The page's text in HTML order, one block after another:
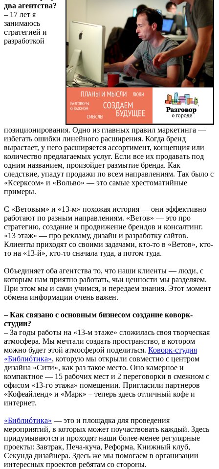
два агентства?
– 17 лет я
занимаюсь
стратегией и
разработкой
позиционирования. Одно из главных правил маркетинга —
избегать ошибки линейного расширения. Когда бренд
вырастает, у него расширяется ассортимент, концепция или
количество предлагаемых услуг. Если все их продавать под
одним названием, произойдет размытие бренда. Как
следствие, упадут продажи по всем направлениям. Так было с
«Ксерксом» и «Вольво» — это самые хрестоматийные
примеры.
С «Ветовым» и «13-м» похожая история — они эффективно
работают по разным направлениям. «Ветов» — это про
стратегию, создание и продвижение брендов и консалтинг.
«13 этаж» — про рекламу, дизайн и разработку сайтов.
Клиенты приходят со своими задачами, кто-то в «Ветов», кто-
то на «13-й», кто-то сначала туда, а потом туда.
Объединяет оба агентства то, что наши клиенты — люди, с
которым нам приятно работать, чьи ценности мы разделяем.
При этом мы и сами учимся, и передаем знания. Этот момент
обмена информации очень важен.
– Как связано с основным бизнесом создание коворк-
студии?
– За годы работы на «13-м этаже» сложилась своя творческая
атмосфера. Мы мечтали создать пространство, в котором
можно будет этой атмосферой поделиться. Коворк-студия
«Библиóтика», которую мы открыли совместно с центром
дизайна «Сити», как раз такое место. Оно камерное и
компактное — 15 рабочих мест и 2 переговорки в смежном с
офисом «13-го этажа» помещении. Пригласили партнеров
«Кофеайленд» и «Марк» – теперь здесь отличный кофе и
интернет.
«Библиóтика» — это и площадка для проведения
мероприятий, в которых может поучаствовать каждый. Здесь
придумываются и проходят наши более-менее регулярные
проекты: Завтрак, Печа-куча, Реформа, Книжный клуб,
Секунда дизайнера. Здесь же мы помогаем в организации
интересных проектов ребятам со стороны.